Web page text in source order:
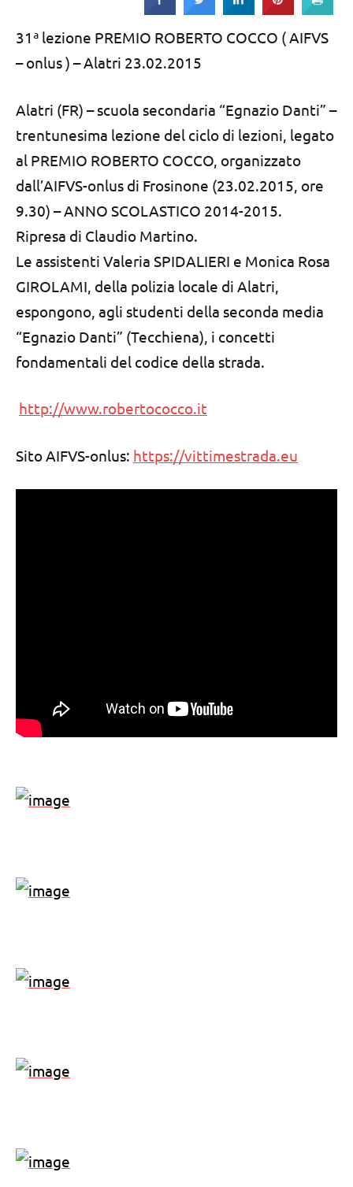
31ª lezione PREMIO ROBERTO COCCO ( AIFVS
– onlus ) – Alatri 23.02.2015
Alatri (FR) – scuola secondaria “Egnazio Danti” –
trentunesima lezione del ciclo di lezioni, legato
al PREMIO ROBERTO COCCO, organizzato
dall’AIFVS-onlus di Frosinone (23.02.2015, ore
9.30) – ANNO SCOLASTICO 2014-2015.
Ripresa di Claudio Martino.
Le assistenti Valeria SPIDALIERI e Monica Rosa
GIROLAMI, della polizia locale di Alatri,
espongono, agli studenti della seconda media
“Egnazio Danti” (Tecchiena), i concetti
fondamentali del codice della strada.
http://www.robertococco.it
Sito AIFVS-onlus: https://vittimestrada.eu